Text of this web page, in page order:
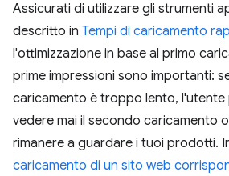
Assicurati di utilizzare gli strumenti
descritto in Tempi di caricamento
l'ottimizzazione in base al primo
prime impressioni sono importanti:
caricamento è troppo lento,
vedere mai il secondo caricamento
rimanere a guardare i tuoi prodotti.
caricamento di un sito web